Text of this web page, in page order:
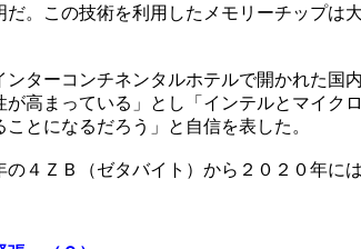
。この技術を利用したメモリーチップ
ターコンチネンタルホテルで開かれた
高まっている」とし「インテルとマイ
とになるだろう」と自信を表した。
４ＺＢ（ゼタバイト）から２０２０年に